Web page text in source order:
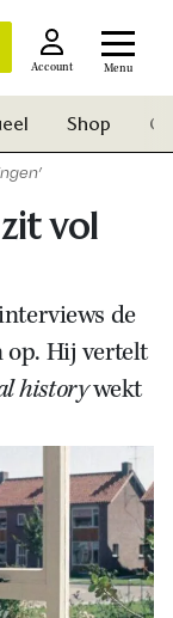
Account Menu
Zoek
Shop
vol
de
op. Hij vertelt
historywekt